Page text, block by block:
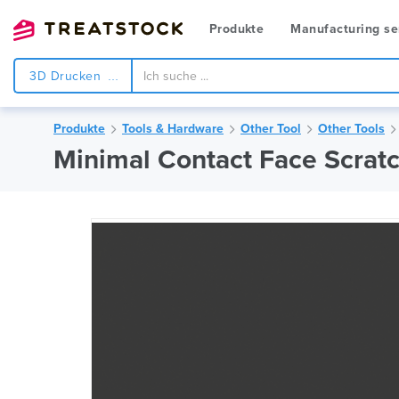
Produkte Manufacturing
3D Drucken
Produkte Tools & Hardware Other Tool Other Tools
Minimal Contact Face